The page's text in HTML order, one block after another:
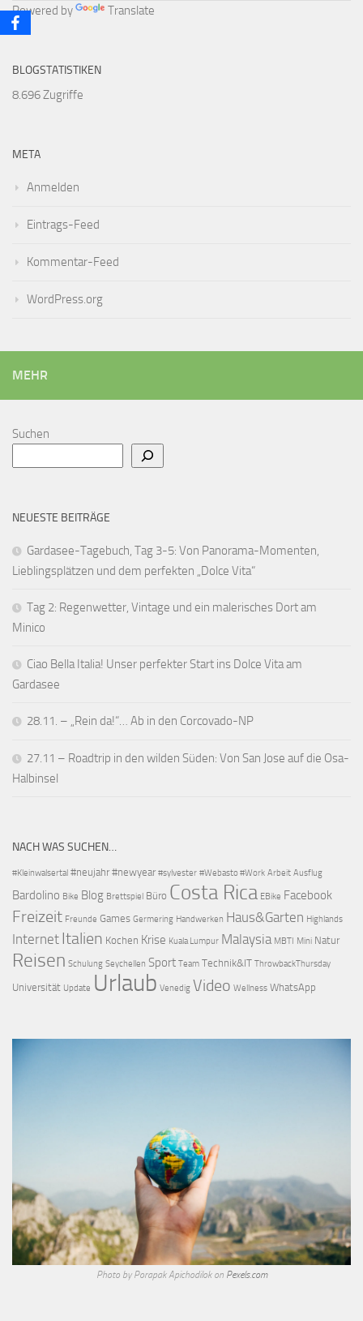
Powered by Translate
BLOGSTATISTIKEN
8.696 Zugriffe
META
Anmelden
Eintrags-Feed
Kommentar-Feed
WordPress.org
MEHR
Suchen
NEUESTE BEITRÄGE
Gardasee-Tagebuch, Tag 3-5: Von Panorama-Momenten,
Lieblingsplätzen und dem perfekten „Dolce Vita“
Tag 2: Regenwetter, Vintage und ein malerisches Dort am
Minico
Ciao Bella Italia! Unser perfekter Start ins Dolce Vita am
Gardasee
28.11. – „Rein da!“… Ab in den Corcovado-NP
27.11 – Roadtrip in den wilden Süden: Von San Jose auf die Osa-
Halbinsel
NACH WAS SUCHEN…
#Kleinwalsertal #neujahr #newyear #sylvester #Webasto #Work Arbeit Ausflug
Bardolino Bike Blog Brettspiel Büro Costa Rica EBike Facebook
Freizeit Freunde Games Germering Handwerken Haus&Garten Highlands
Internet Italien Kochen Krise Kuala Lumpur Malaysia MBTI Mini Natur
Reisen Schulung Seychellen Sport Team Technik&IT ThrowbackThursday
Universität Update Urlaub Venedig Video Wellness WhatsApp
Photo by Porapak Apichodilok on Pexels.com